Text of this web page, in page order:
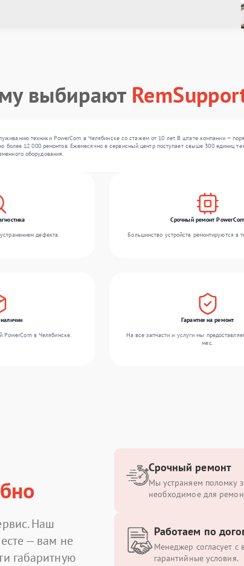
выбирают
техники PowerCom в Челябинске со стажем от 10 лет. В штате компании —
более 12 000 ремонтов. Ежемесячно в сервисный центр поступает свыше 300 единиц
оборудования.
дефекта.
Срочный ремонт PowerCom
Большинство устройств ремонтируются в
PowerCom в Челябинске.
Гарантия на ремонт
На все запчасти и услуги мы
мес.
Наш
— вам не
габаритную
Срочный ремонт
Мы устраняем поломку
необходимое для
Работаем по
Менеджер согласует с
гарантийные условия.